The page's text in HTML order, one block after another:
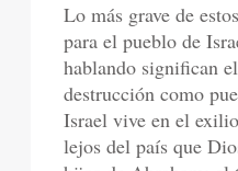
Lo más grave de
para el pueblo de
hablando significan
destrucción como
Israel vive en el
lejos del país que